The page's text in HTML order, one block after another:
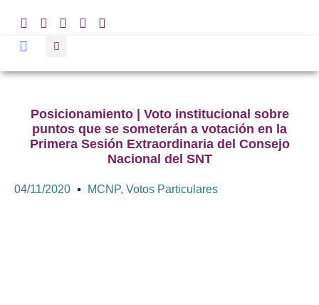
Posicionamiento | Voto institucional sobre
puntos que se someterán a votación en la
Primera Sesión Extraordinaria del Consejo
Nacional del SNT
04/11/2020 MCNP, Votos Particulares